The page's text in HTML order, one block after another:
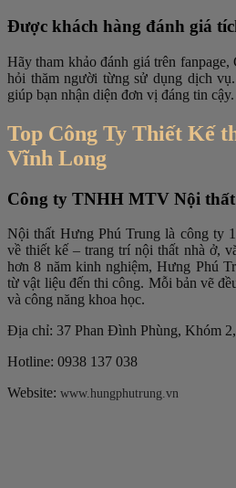
Được khách hàng đánh giá
Hãy tham khảo đánh giá trên
hỏi thăm người từng sử dụng dịch
giúp bạn nhận diện đơn vị đáng tin cậy.
Top Công Ty Thiết Kế
Vĩnh Long
Công ty TNHH MTV Nội
Nội thất Hưng Phú Trung là công ty
về thiết kế – trang trí nội thất nhà ở,
hơn 8 năm kinh nghiệm, Hưng Phú
từ vật liệu đến thi công. Mỗi bản vẽ
và công năng khoa học.
Địa chỉ: 37 Phan Đình Phùng, Khóm
Hotline: 0938 137 038
Website: www.hungphutrung.vn